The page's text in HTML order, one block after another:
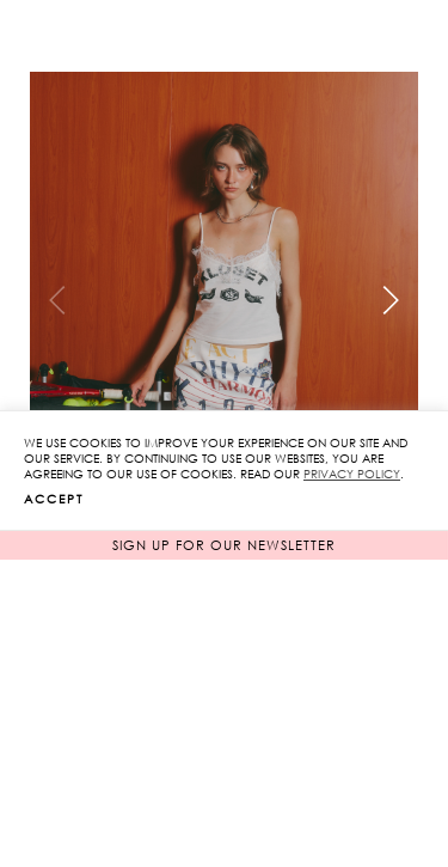
SIGN UP FOR OUR NEWSLETTER
WE USE COOKIES TO IMPROVE YOUR EXPERIENCE ON OUR SITE AND
OUR SERVICE. BY CONTINUING TO USE OUR WEBSITES, YOU ARE
AGREEING TO OUR USE OF COOKIES. READ OUR PRIVACY POLICY.
ACCEPT